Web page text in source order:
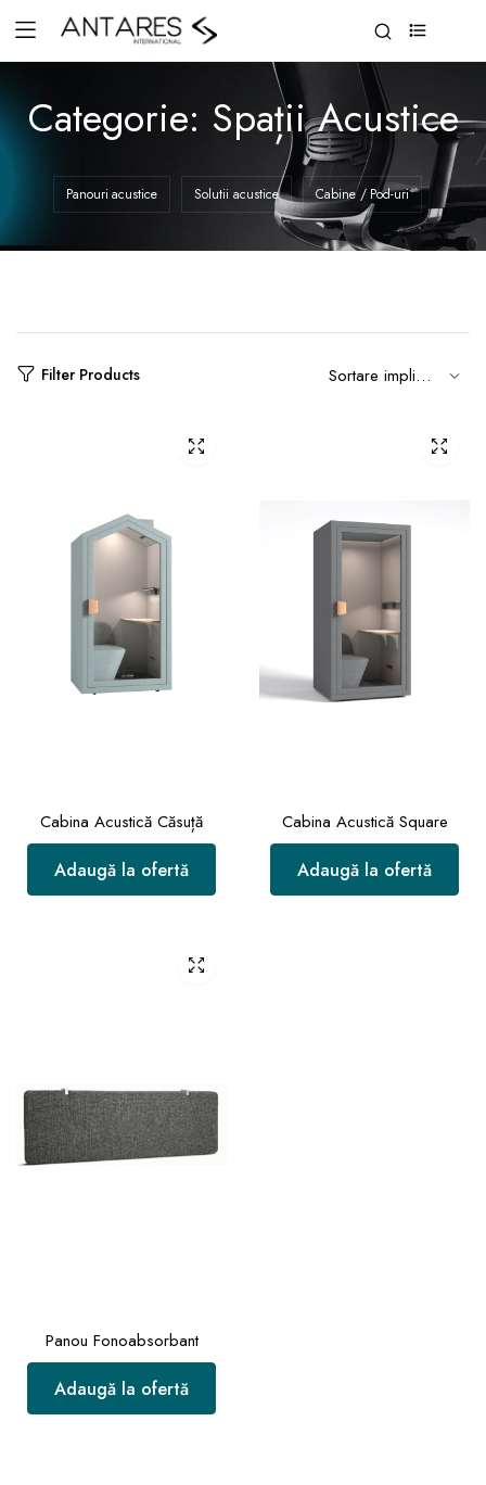
Categorie: Spații Acustice
Panouri acustice Solutii acustice Cabine / Pod-uri
Filter Products
Cabina Acustică Căsuță
Adaugă la ofertă
Cabina Acustică Square
Adaugă la ofertă
Panou Fonoabsorbant
Adaugă la ofertă